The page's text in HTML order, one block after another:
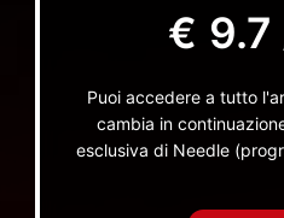
€ 9.7
Puoi accedere a tutto
cambia in
esclusiva di Needle